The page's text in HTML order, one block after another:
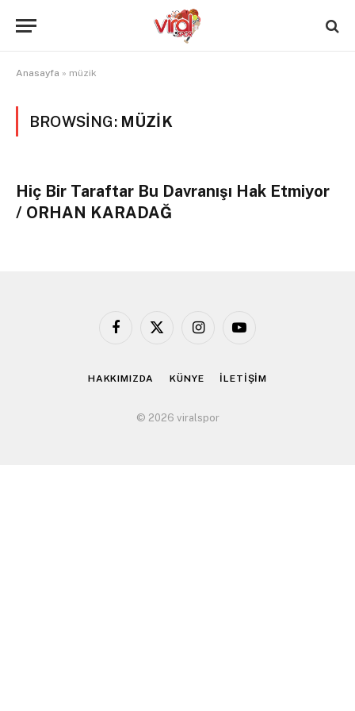
Anasayfa » müzik
BROWSING: MÜZIK
Hiç Bir Taraftar Bu Davranışı Hak Etmiyor
/ ORHAN KARADAĞ
Facebook
X
InstagramYouTube
HAKKIMIZDA KÜNYE İLETİŞİM
© 2026 viralspor